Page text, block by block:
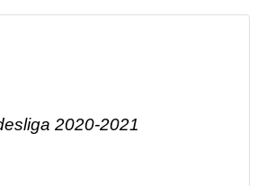
2020-2021